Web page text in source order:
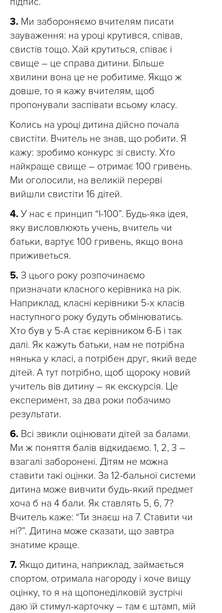
3. Ми забороняємо вчителям писати
зауваження: на уроці крутився, співав,
свистів тощо. Хай крутиться, співає і
свище – це справа дитини. Більше
хвилини вона це не робитиме. Якщо ж
довше, то я кажу вчителям, щоб
пропонували заспівати всьому класу.
Колись на уроці дитина дійсно почала
свистіти. Вчитель не знав, що робити. Я
кажу: зробимо конкурс зі свисту. Хто
найкраще свище – отримає 100 гривень.
Ми оголосили, на великій перерві
вийшли свистіти 16 дітей.
4. У нас є принцип “І-100”. Будь-яка ідея,
яку висловлюють учень, вчитель чи
батьки, вартує 100 гривень, якщо вона
приживеться.
5. З цього року розпочинаємо
призначати класного керівника на рік.
Наприклад, класні керівники 5-х класів
наступного року будуть обмінюватись.
Хто був у 5-А стає керівником 6-Б і так
далі. Як кажуть батьки, нам не потрібна
нянька у класі, а потрібен друг, який веде
дітей. А тут потрібно, щоб щороку новий
учитель вів дитину – як екскурсія. Це
експеримент, за два роки побачимо
результати.
6. Всі звикли оцінювати дітей за балами.
Ми ж поняття балів відкидаємо. 1, 2, 3 –
взагалі заборонені. Дітям не можна
ставити такі оцінки. За 12-бальної системи
дитина може вивчити будь-який предмет
хоча б на 4 бали. Як ставлять 5, 6, 7?
Вчитель каже: “Ти знаєш на 7. Ставити чи
ні?”. Дитина може сказати, що завтра
знатиме краще.
7. Якщо дитина, наприклад, займається
спортом, отримала нагороду і хоче вищу
оцінку, то я на щопонеділковій зустрічі
даю їй стимул-карточку – там є штамп, мій